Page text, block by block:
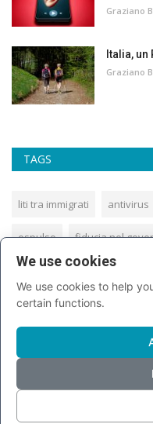
Graziano
Italia, un
Graziano
TAGS
liti tra immigrati antivirus
espulso fiducia nel
al bano gilet gialli
semafori truccati
Sei d’accordo con la
We use cookies
We use cookies to help
certain functions.